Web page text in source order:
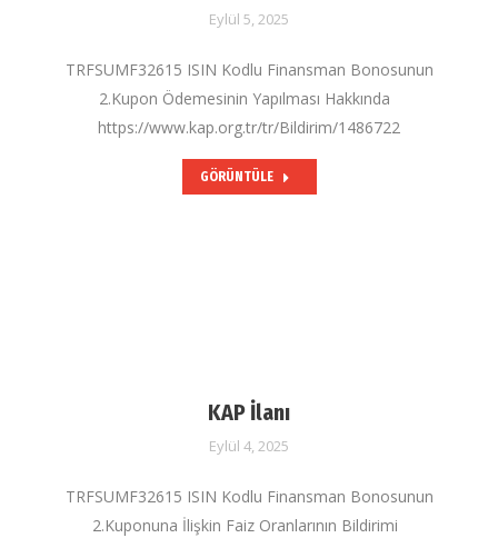
Eylül 5, 2025
TRFSUMF32615 ISIN Kodlu Finansman Bonosunun
2.Kupon Ödemesinin Yapılması Hakkında
https://www.kap.org.tr/tr/Bildirim/1486722
GÖRÜNTÜLE
KAP İlanı
Eylül 4, 2025
TRFSUMF32615 ISIN Kodlu Finansman Bonosunun
2.Kuponuna İlişkin Faiz Oranlarının Bildirimi